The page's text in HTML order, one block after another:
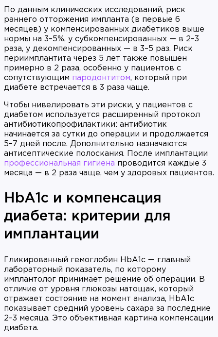
По данным клинических исследований, риск
раннего отторжения импланта (в первые 6
месяцев) у компенсированных диабетиков выше
нормы на 3–5%, у субкомпенсированных — в 2–3
раза, у декомпенсированных — в 3–5 раз. Риск
периимплантита через 5 лет также повышен
примерно в 2 раза, особенно у пациентов с
сопутствующим пародонтитом, который при
диабете встречается в 3 раза чаще.
Чтобы нивелировать эти риски, у пациентов с
диабетом используется расширенный протокол
антибиотикопрофилактики: антибиотик
начинается за сутки до операции и продолжается
5–7 дней после. Дополнительно назначаются
антисептические полоскания. После имплантации
профессиональная гигиена проводится каждые 3
месяца — в 2 раза чаще, чем у здоровых пациентов.
HbA1c и компенсация
диабета: критерии для
имплантации
Гликированный гемоглобин HbA1c — главный
лабораторный показатель, по которому
имплантолог принимает решение об операции. В
отличие от уровня глюкозы натощак, который
отражает состояние на момент анализа, HbA1c
показывает средний уровень сахара за последние
2–3 месяца. Это объективная картина компенсации
диабета.